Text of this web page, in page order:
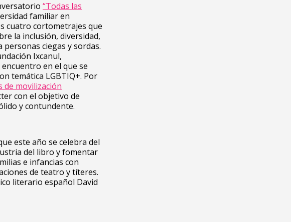
“Todas las
familiar en
cuatro cortometrajes que
la inclusión, diversidad,
ciegas y sordas.
Ixcanul,
encuentro en el que se
temática LGBTIQ+. Por
de movilización
con el objetivo de
y contundente.
este año se celebra del
del libro y fomentar
e infancias con
de teatro y títeres.
literario español David